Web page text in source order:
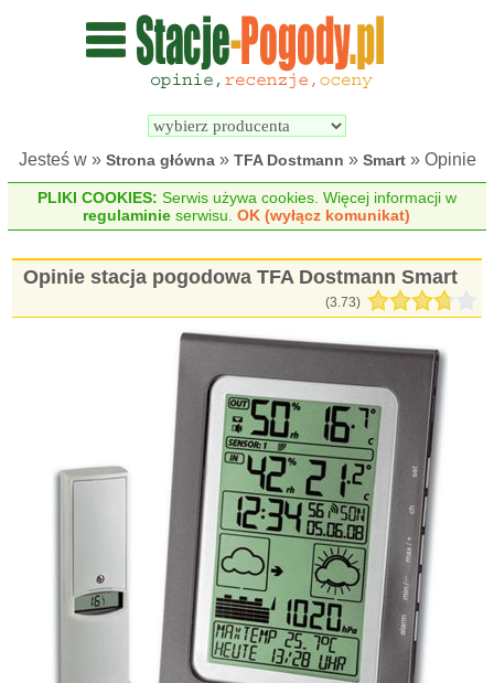
Wyszukiwarka
pogodowych
Jesteś w » Strona główna» TFA Dostmann » Smart» Opinie
PLIKI COOKIES: Serwis używa cookies. Więcej informacji w
regulaminie serwisu.OK (wyłącz komunikat)
Opinie stacja pogodowa TFA Dostmann Smart
(3.73)